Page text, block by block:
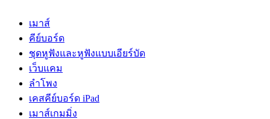
เมาส์
คีย์บอร์ด
ชุดหูฟังและหูฟังแบบเอียร์บัด
เว็บแคม
ลำโพง
เคสคีย์บอร์ด iPad
เมาส์เกมมิ่ง